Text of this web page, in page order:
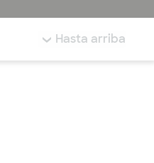
Hasta arriba